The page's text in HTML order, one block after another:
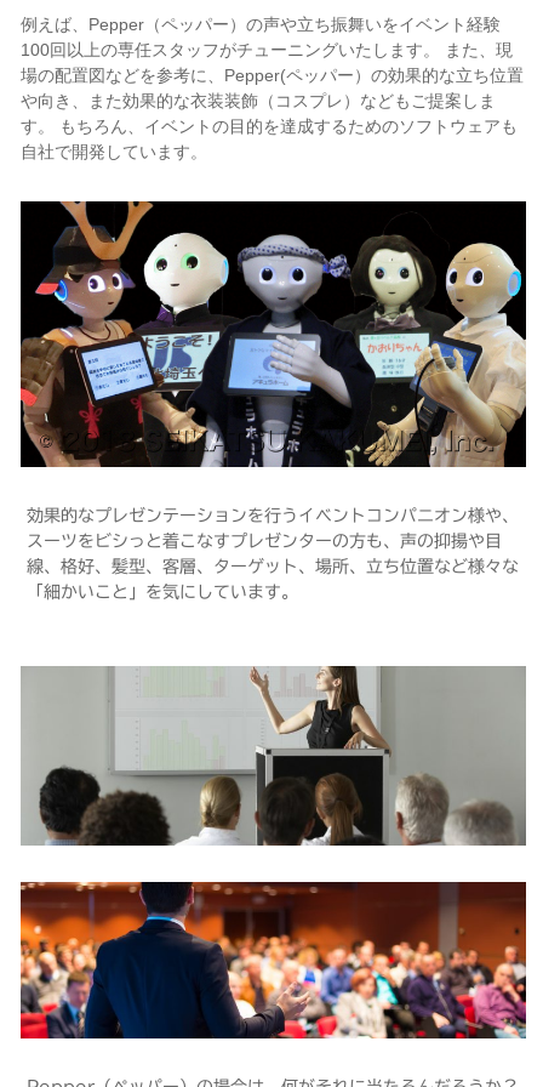
例えば、Pepper（ペッパー）の声や立ち振舞いをイベント経験
100回以上の専任スタッフがチューニングいたします。 また、現
場の配置図などを参考に、Pepper(ペッパー）の効果的な立ち位置
や向き、また効果的な衣装装飾（コスプレ）などもご提案しま
す。 もちろん、イベントの目的を達成するためのソフトウェアも
自社で開発しています。
効果的なプレゼンテーションを行うイベントコンパニオン様や、
スーツをビシっと着こなすプレゼンターの方も、声の抑揚や目
線、格好、髪型、客層、ターゲット、場所、立ち位置など様々な
「細かいこと」を気にしています。